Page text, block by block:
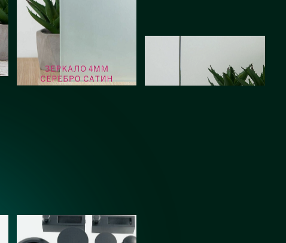
Зеркало серебро сатин Зеркало серебро